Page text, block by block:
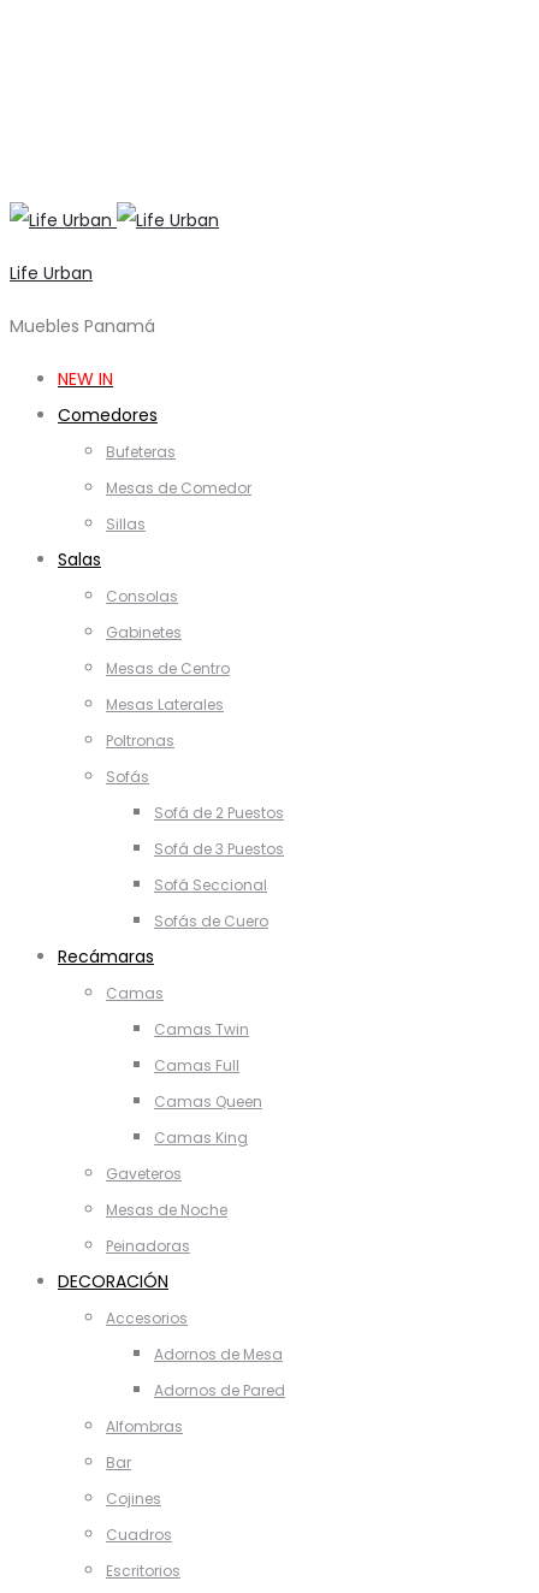
Life Urban
Muebles Panamá
NEW IN
Comedores
Bufeteras
Mesas de Comedor
Sillas
Salas
Consolas
Gabinetes
Mesas de Centro
Mesas Laterales
Poltronas
Sofás
Sofá de 2 Puestos
Sofá de 3 Puestos
Sofá Seccional
Sofás de Cuero
Recámaras
Camas
Camas Twin
Camas Full
Camas Queen
Camas King
Gaveteros
Mesas de Noche
Peinadoras
DECORACIÓN
Accesorios
Adornos de Mesa
Adornos de Pared
Alfombras
Bar
Cojines
Cuadros
Escritorios